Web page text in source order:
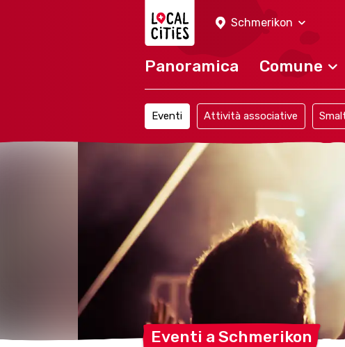
Schmerikon
Panoramica Comune
Eventi Attività associative
Eventi a Schmerikon